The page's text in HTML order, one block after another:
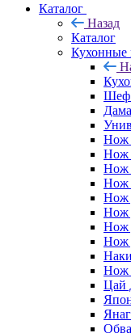
Каталог
Назад
Каталог
Кухонные
Шеф
Нож
Нож
Нож
Нож
Нож
Нож
Нож
Нож
Нож
Цай